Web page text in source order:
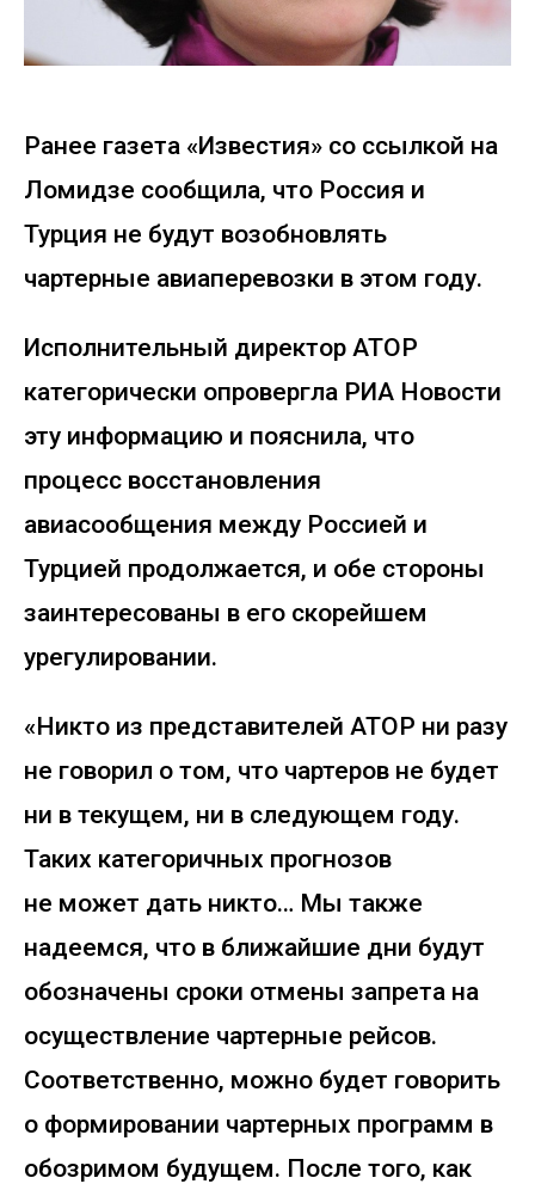
Ранее газета «Известия» со ссылкой на
Ломидзе сообщила, что Россия и
Турция не будут возобновлять
чартерные авиаперевозки в этом году.
Исполнительный директор АТОР
категорически опровергла РИА Новости
эту информацию и пояснила, что
процесс восстановления
авиасообщения между Россией и
Турцией продолжается, и обе стороны
заинтересованы в его скорейшем
урегулировании.
«Никто из представителей АТОР ни разу
не говорил о том, что чартеров не будет
ни в текущем, ни в следующем году.
Таких категоричных прогнозов
не может дать никто… Мы также
надеемся, что в ближайшие дни будут
обозначены сроки отмены запрета на
осуществление чартерные рейсов.
Соответственно, можно будет говорить
о формировании чартерных программ в
обозримом будущем. После того, как